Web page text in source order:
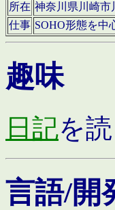
所在 神奈川県川崎市
仕事 SOHO形態を中
趣味
日記を
言語/開